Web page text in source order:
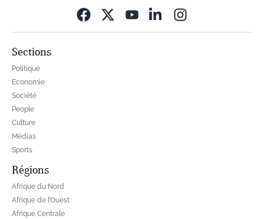
Sections
Politique
Economie
Société
People
Culture
Médias
Sports
Régions
Afrique du Nord
Afrique de l’Ouest
Afrique Centrale